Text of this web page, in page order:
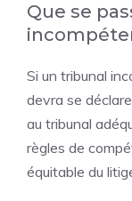
Que se
Si un tribunal
devra se
au tribunal
règles de
équitable du